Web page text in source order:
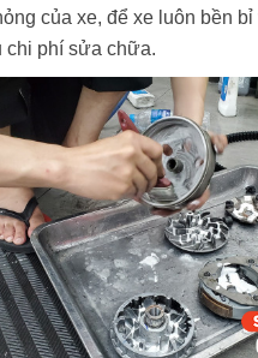
của xe, để xe luôn bền bỉ
chi phí sửa chữa.